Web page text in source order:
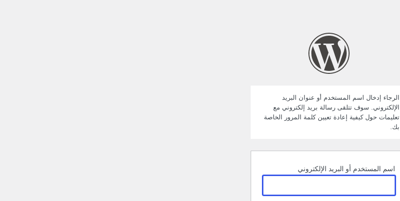
الرجاء إدخال اسم المستخدم أو عنوان البريد
الإلكتروني. سوف تتلقى رسالة بريد إلكتروني مع
تعليمات حول كيفية إعادة تعيين كلمة المرور الخاصة
بك.
اسم المستخدم أو البريد الإلكتروني